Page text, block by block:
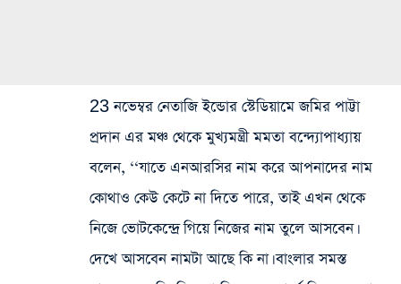
23 নভেম্বর নেতাজি ইন্ডোর স্টেডিয়ামে জমির পাট্টা
প্রদান এর মঞ্চ থেকে মুখ্যমন্ত্রী মমতা বন্দ্যোপাধ্যায়
বলেন, ‘‘যাতে এনআরসির নাম করে আপনাদের নাম
কোথাও কেউ কেটে না দিতে পারে, তাই এখন থেকে
নিজে ভোটকেন্দ্রে গিয়ে নিজের নাম তুলে আসবেন।
দেখে আসবেন নামটা আছে কি না। বাংলার সমস্ত